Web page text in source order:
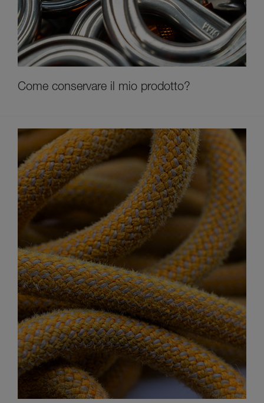
Come conservare il mio prodotto?